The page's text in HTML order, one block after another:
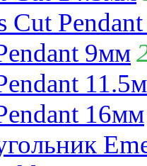
Cut
9мм
16мм